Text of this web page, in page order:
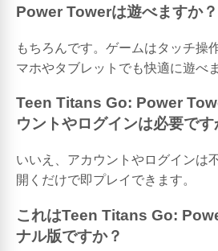
Power Towerは遊べますか？
もちろんです。ゲームはタッチ操
マホやタブレットでも快適に遊べま
Teen Titans Go: Power
ウントやログインは必要です
いいえ、アカウントやログインは
開くだけで即プレイできます。
これはTeen Titans Go:
ナル版ですか？